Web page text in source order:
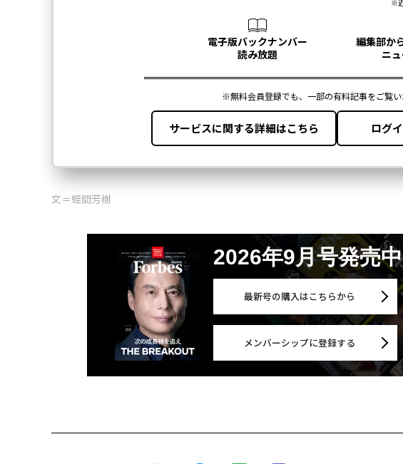
文＝蛭間芳樹
2026年9月号発売中
最新号の購入はこちらから
メンバーシップに登録する